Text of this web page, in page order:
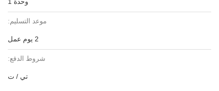
موعد التسليم:
شروط الدفع:
تي / ت